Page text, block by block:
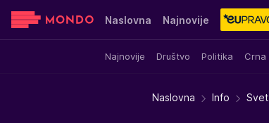
Naslovna Najnovije
Najnovije Društvo Politika Crna
Sensa Stvar ukusa Yumama
Naslovna Info Svet